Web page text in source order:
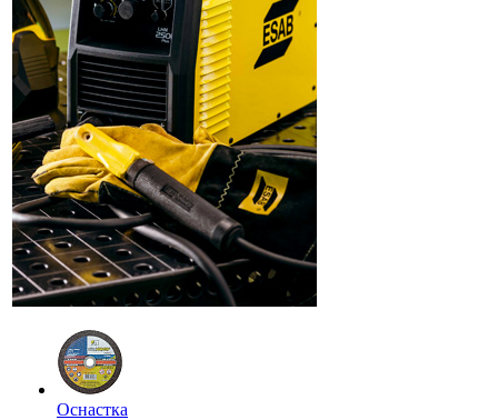
Оснастка